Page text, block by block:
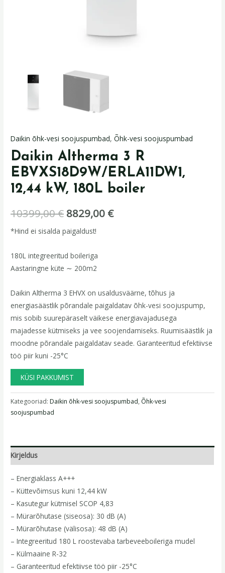
Daikin õhk-vesi soojuspumbad,Õhk-vesi soojuspumbad
Daikin Altherma 3 R
EBVXS18D9W/ERLA11DW1,
12,44 kW, 180L boiler
10399,00€ 8829,00 €
*Hind ei sisalda paigaldust!
180L integreeritud boileriga
Aastaringne küte ∼ 200m2
Daikin Altherma 3 EHVX on usaldusväärne, tõhus ja
energiasäästlik põrandale paigaldatav õhk-vesi soojuspump,
mis sobib suurepäraselt väikese energiavajadusega
majadesse kütmiseks ja vee soojendamiseks. Ruumisäästlik ja
moodne põrandale paigaldatav seade. Garanteeritud efektiivse
töö piir kuni -25°C
KÜSI PAKKUMIST
Kategooriad:Daikin õhk-vesi soojuspumbad, Õhk-vesi
soojuspumbad
Kirjeldus
– Energiaklass A+++
– Küttevõimsus kuni 12,44 kW
– Kasutegur kütmisel SCOP 4,83
– Mürarõhutase (siseosa): 30 dB (A)
– Mürarõhutase (välisosa): 48 dB (A)
– Integreeritud 180 L roostevaba tarbeveeboileriga mudel
– Külmaaine R-32
– Garanteeritud efektiivse töö piir -25°C